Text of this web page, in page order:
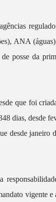
ANA
posse da
que foi
dias, desde
desde janeiro
vigente e